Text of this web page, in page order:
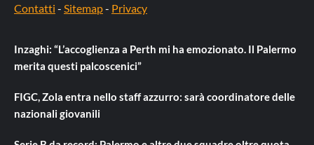
Contatti - Sitemap- Privacy
Inzaghi: “L’accoglienza a Perth mi ha emozionato. Il Palermo
merita questi palcoscenici”
FIGC, Zola entra nello staff azzurro: sarà coordinatore delle
nazionali giovanili